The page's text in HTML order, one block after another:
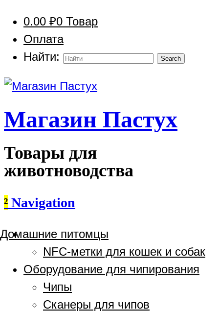
0.00 ₽0 Товар
Оплата
Найти:
Магазин Пастух
Товары для
животноводства
² Navigation
Домашние питомцы
NFC-метки для кошек и собак
Оборудование для чипирования
Чипы
Сканеры для чипов